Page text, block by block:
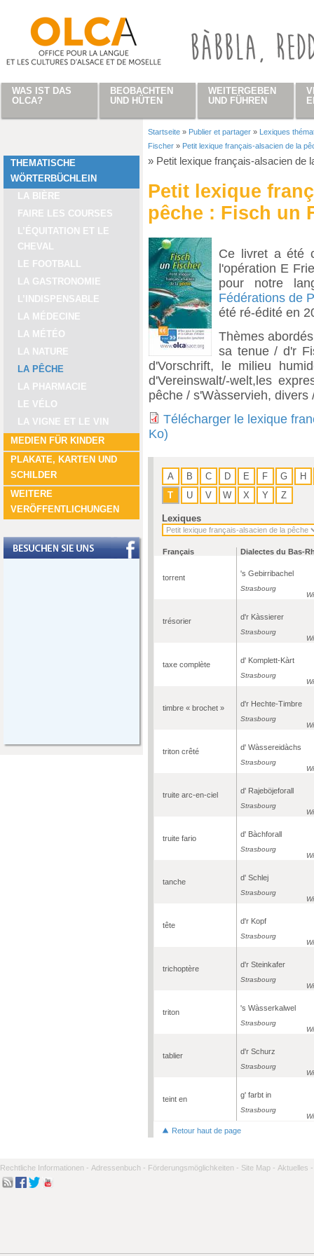
THEMATISCHE
WÖRTERBÜCHLEIN
LA BIÈRE
FAIRE LES COURSES
L’ÉQUITATION ET LE
CHEVAL
LE FOOTBALL
LA GASTRONOMIE
L’INDISPENSABLE
LA MÉDECINE
LA MÉTÉO
LA NATURE
LA PÊCHE
LA PHARMACIE
LE VÉLO
LA VIGNE ET LE VIN
MEDIEN FÜR KINDER
PLAKATE, KARTEN UND
SCHILDER
WEITERE
VERÖFFENTLICHUNGEN
Sie sind hier
Startseite » Publier et partager » Lexiques
Fischer » Petit lexique français-alsacien de la
» Petit lexique français-alsacien de
Petit lexique
pêche : Fisch un
Ce livret a été
l'opération E
pour notre
Fédérations de
été ré-édité en
Thèmes
sa tenue / d'r
d'Vorschrift, le milieu
d'Vereinswalt/-welt,les
pêche / s'Wàsservieh, divers
Télécharger le lexique
Ko)
A B C D E F G
H
T
U V W X Y Z
Lexiques
Français Dialectes du Bas-
torrent 's Gebirribachel
Strasbourg
trésorier d'r Kàssierer
Strasbourg
taxe complète d' Komplett-Kàrt
Strasbourg
timbre « brochet » d'r Hechte-Timbre
Strasbourg
triton crêté d' Wàssereidàchs
Strasbourg
truite arc-en-ciel d' Rajeböjeforall
Strasbourg
truite fario d' Bàchforall
Strasbourg
tanche d' Schlej
Strasbourg
tête d'r Kopf
Strasbourg
trichoptère d'r Steinkafer
Strasbourg
triton 's Wàsserkalwel
Strasbourg
tablier d'r Schurz
Strasbourg
teint en g' farbt in
Strasbourg
Retour haut de page
Rechtliche Informationen - Adressenbuch - Förderungsmöglichkeiten - Site Map - Aktuelles -
WAS IST DAS
OLCA?
BEOBACHTEN
UND HÜTEN
WEITERGEBEN
UND FÜHREN